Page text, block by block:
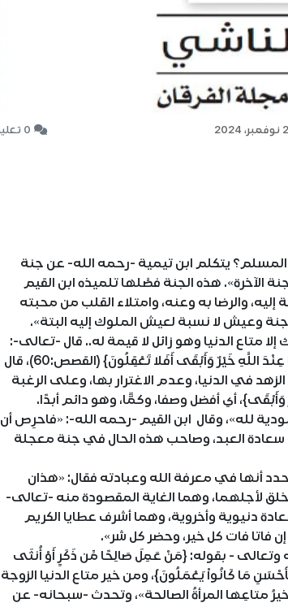
0 تعليق
يتكلم ابن تيمية -رحمه الله- عن جنة
الآخرة». هذه الجنة فصَّلها تلميذه ابن القيم
إليه، والرضا به وعنه، وامتلاء القلب من محبته
وعيش لا نسبة لعيش الملوك إليه البتة».
متاع الدنيا وهو زائل لا قيمة له.. قال -تعالى-:
{وَمَا أُوتِيتُمْ مِنْ شَيْءٍ فَمَتَاعُ الْحَيَاةِ الدُّنْيَا وَزِينَتُهَا وَمَا عِنْدَ اللَّهِ خَيْرٌ وَأَبْقَى أَفَلا تَعْقِلُونَ} (القصص:60)، قال
في الدنيا، وعدم الاغترار بها، وعلى الرغبة
أي أفضل وصفا، وكمًّا، وهو دائم أبدًا.
لله»، وقال ابن القيم -رحمه الله-: «فاحرِص أن
سعادة العبد، وصاحب هذه الحال في جنة معجلة
أنها في معرفة الله وعبادته فقال: «هذان
لأجلهما، وهما الغاية المقصودة منه -تعالى-
دنيوية وأخروية، وهما أشرف عطايا الكريم
فاتا فات كل خير، وحضر كل شر».
وتعالى - بقوله: {مَنْ عَمِلَ صَالِحًا مِّن ذَكَرٍ أَوْ أُنثَى
مَا كَانُواْ يَعْمَلُونَ}، ومن خير متاع الدنيا الزوجة
متاعِها المرأةُ الصالحة»، وتحدث -سبحانه- عن